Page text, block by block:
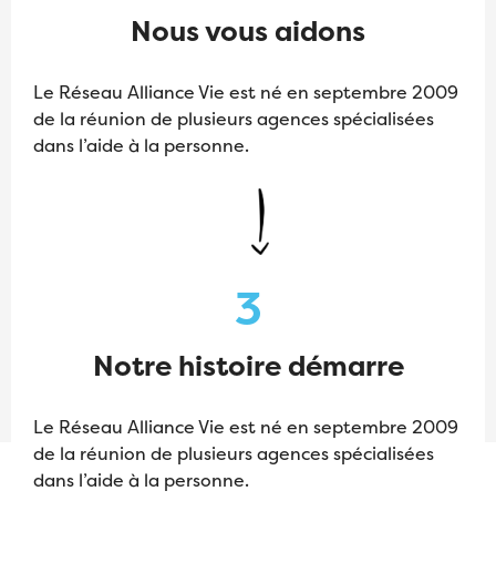
Nous vous aidons
Le Réseau Alliance Vie est né en septembre 2009
de la réunion de plusieurs agences spécialisées
dans l’aide à la personne.
3
Notre histoire démarre
Le Réseau Alliance Vie est né en septembre 2009
de la réunion de plusieurs agences spécialisées
dans l’aide à la personne.